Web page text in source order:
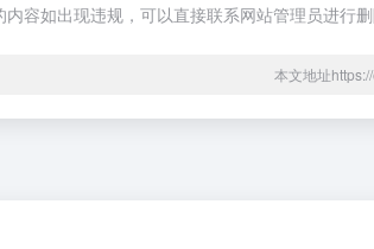
容如出现违规，可以直接联系网站管理员进行删
本文地址